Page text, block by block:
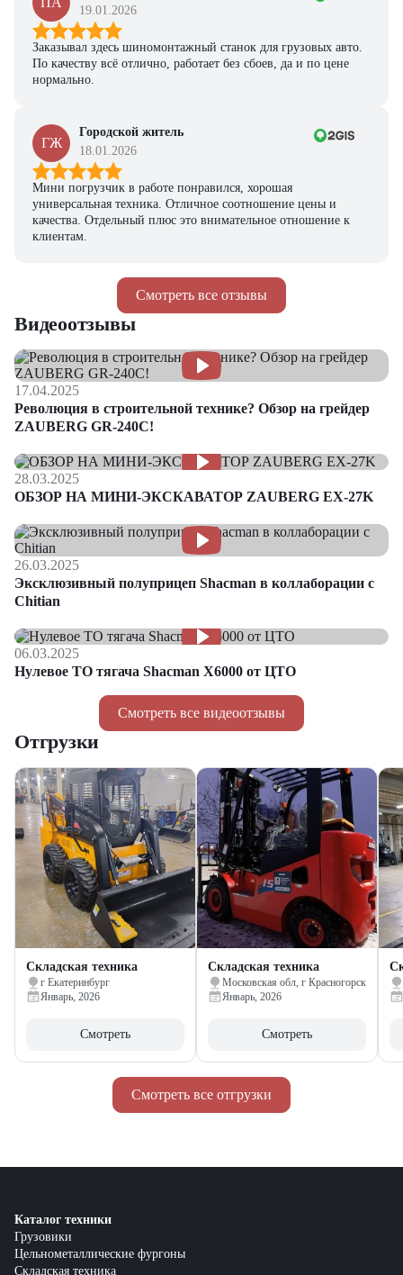
Смотреть все отзывы
19.01.2026
Заказывал здесь шиномонтажный станок для грузовых авто.
По качеству всё отлично, работает без сбоев, да и по цене
нормально.
ГЖ
Городской житель
18.01.2026
Мини погрузчик в работе понравился, хорошая
универсальная техника. Отличное соотношение цены и
качества. Отдельный плюс это внимательное отношение к
клиентам.
Смотреть все видеоотзывы
Видеоотзывы
17.04.2025
Революция в строительной технике? Обзор на грейдер
ZAUBERG GR-240C!
28.03.2025
ОБЗОР НА МИНИ-ЭКСКАВАТОР ZAUBERG EX-27K
26.03.2025
Эксклюзивный полуприцеп Shacman в коллаборации с
Chitian
06.03.2025
Нулевое ТО тягача Shacman Х6000 от ЦТО
Смотреть все отгрузки
Отгрузки
Складская техника
г Екатеринбург
Январь, 2026
Смотреть
Складская техника
Московская обл, г Красногорск
Январь, 2026
Смотреть
Каталог техники
Грузовики
Цельнометаллические фургоны
Складская техника